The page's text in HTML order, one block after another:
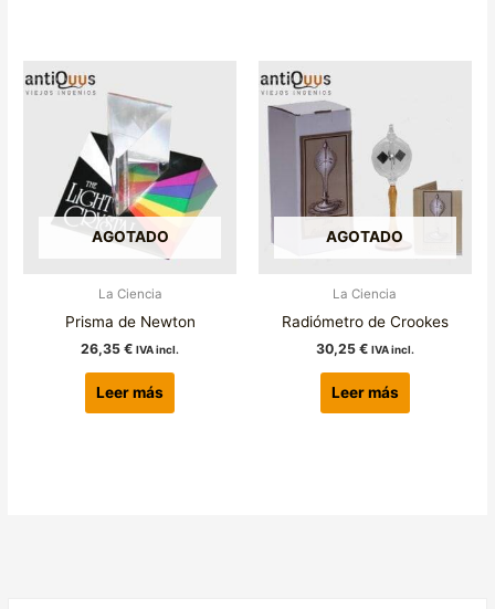
AGOTADO
La Ciencia
Prisma de Newton
26,35€ IVA incl.
Leer más
AGOTADO
La Ciencia
Radiómetro de Crookes
30,25 € IVA incl.
Leer más